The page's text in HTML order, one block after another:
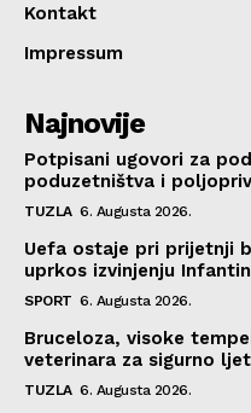
Kontakt
Impressum
Najnovije
Potpisani ugovori za
poduzetništva i
TUZLA 6. Augusta 2026.
Uefa ostaje pri prijetnji
uprkos izvinjenju
SPORT 6. Augusta 2026.
Bruceloza, visoke
veterinara za sigurno
TUZLA 6. Augusta 2026.